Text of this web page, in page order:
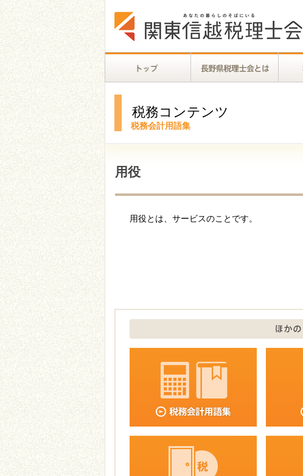
税務コンテンツ
税務会計用語集
用役
用役とは、サービスのことです。